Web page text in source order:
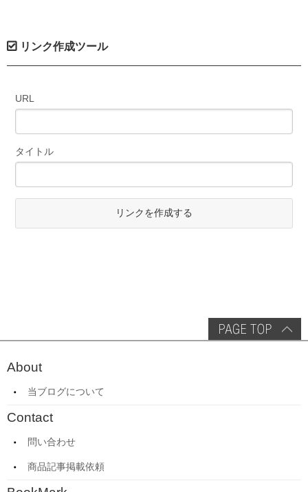
リンク作成ツール
URL
タイトル
リンクを作成する
About
当ブログについて
Contact
問い合わせ
商品記事掲載依頼